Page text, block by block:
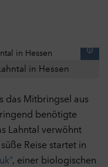
in Hessen
das Mitbringsel aus
benötigte
Lahntal verwöhnt
Reise startet in
, einer biologischen